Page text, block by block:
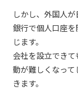
しかし、外国人
銀行で個人口座
じます。
会社を設立でき
動が難しくなっ
きます。